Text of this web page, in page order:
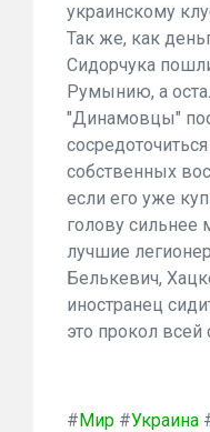
украинскому
Так же, как
Сидорчука
Румынию, а
"Динамовцы"
собственных
если его уже
голову сильнее
лучшие
Белькевич,
иностранец
это прокол
#Мир #Украина